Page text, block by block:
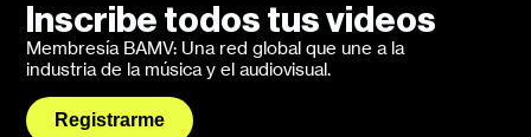
Inscribe todos tus videos
Membresía BAMV: Una red global que une a la
industria de la música y el audiovisual.
Registrarme